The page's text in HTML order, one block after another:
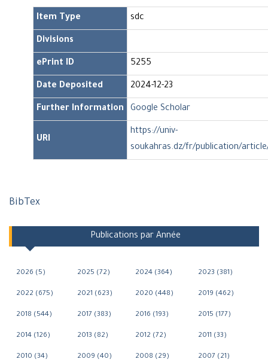
Item Type sdc
Divisions
ePrint ID 5255
Date Deposited 2024-12-23
Further Information Google Scholar
URI
https://univ-
soukahras.dz/fr/publication/
BibTex
Publications par Année
2026 (5) 2025 (72) 2024 (364) 2023 (381)
2022 (675) 2021 (623) 2020 (448) 2019 (462)
2018 (544) 2017 (383) 2016 (193) 2015 (177)
2014 (126) 2013 (82) 2012 (72) 2011 (33)
2010 (34) 2009 (40) 2008 (29) 2007 (21)